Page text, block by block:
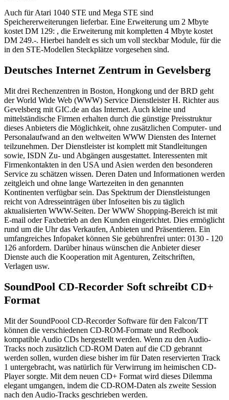
Auch für Atari 1040 STE und Mega STE sind
Speichererweiterungen lieferbar. Eine Erweiterung um 2 Mbyte
kostet DM 129: , die Erweiterung mit kompletten 4 Mbyte kostet
DM 249.-. Hierbei handelt es sich um voll steckbar Module, für die
in den STE-Modellen Steckplätze vorgesehen sind.
Deutsches Internet Zentrum in Gevelsberg
Mit drei Rechenzentren in Boston, Hongkong und der BRD geht
der World Wide Web (WWW) Service Dienstleister H. Richter aus
Gevelsberg mit GIC.de an das Internet. Auch kleine und
mittelständische Firmen erhalten durch die günstige Preisstruktur
dieses Anbieters die Möglichkeit, ohne zusätzlichen Computer- und
Personalaufwand an den weltweiten WWW Diensten des Internet
teilzunehmen. Der Dienstleister ist komplett mit Standleitungen
sowie, ISDN Zu- und Abgängen ausgestattet. Interessenten mit
Firmenkontakten in den USA und Asien werden den besonderen
Service zu schätzen wissen. Deren Daten und Informationen werden
zeitgleich und ohne lange Wartezeiten in den genannten
Kontinenten verfügbar sein. Das Spektrum der Dienstleistungen
reicht von Adresseinträgen über Infoseiten bis zu täglich
aktualisierten WWW-Seiten. Der WWW Shopping-Bereich ist mit
E-mail oder Faxbetrieb an den Kunden eingerichtet. Dies ermöglicht
rund um die Uhr das Verkaufen, Anbieten und Präsentieren. Ein
umfangreiches Infopaket können Sie gebührenfrei unter: 0130 - 120
126 anfordern. Darüber hinaus wünschen die Anbieter dieser
Dienste auch die Kooperation mit Agenturen, Zeitschriften,
Verlagen usw.
SoundPool CD-Recorder Soft schreibt CD+
Format
Mit der SoundPoool CD-Recorder Software für den Falcon/TT
können die verschiedenen CD-ROM-Formate und Redbook
kompatible Audio CDs hergestellt werden. Wenn zu den Audio-
Tracks noch zusätzlich CD-ROM Daten auf die CD gebrannt
werden sollen, wurden diese bisher im für Daten reservierten Track
1 untergebracht, was natürlich für Verwirrung im heimischen CD-
Player sorgte. Mit dem neuen CD+ Format wird dieses Dilemma
elegant umgangen, indem die CD-ROM-Daten als zweite Session
nach den Audio-Tracks geschrieben werden.